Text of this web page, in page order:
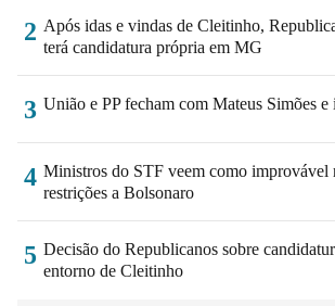
2 Após idas e vindas de Cleitinho,
terá candidatura própria em MG
3 União e PP fecham com Mateus Simões
4 Ministros do STF veem como improvável
restrições a Bolsonaro
5 Decisão do Republicanos sobre
entorno de Cleitinho